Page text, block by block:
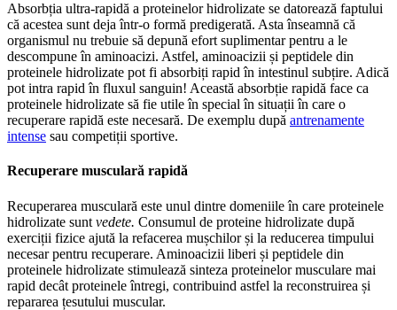
Absorbția ultra-rapidă a proteinelor hidrolizate se datorează faptului
că acestea sunt deja într-o formă predigerată. Asta înseamnă că
organismul nu trebuie să depună efort suplimentar pentru a le
descompune în aminoacizi. Astfel, aminoacizii și peptidele din
proteinele hidrolizate pot fi absorbiți rapid în intestinul subțire. Adică
pot intra rapid în fluxul sanguin! Această absorbție rapidă face ca
proteinele hidrolizate să fie utile în special în situații în care o
recuperare rapidă este necesară. De exemplu după antrenamente
intense sau competiții sportive.
Recuperare musculară rapidă
Recuperarea musculară este unul dintre domeniile în care proteinele
hidrolizate sunt vedete. Consumul de proteine hidrolizate după
exerciții fizice ajută la refacerea mușchilor și la reducerea timpului
necesar pentru recuperare. Aminoacizii liberi și peptidele din
proteinele hidrolizate stimulează sinteza proteinelor musculare mai
rapid decât proteinele întregi, contribuind astfel la reconstruirea și
repararea țesutului muscular.